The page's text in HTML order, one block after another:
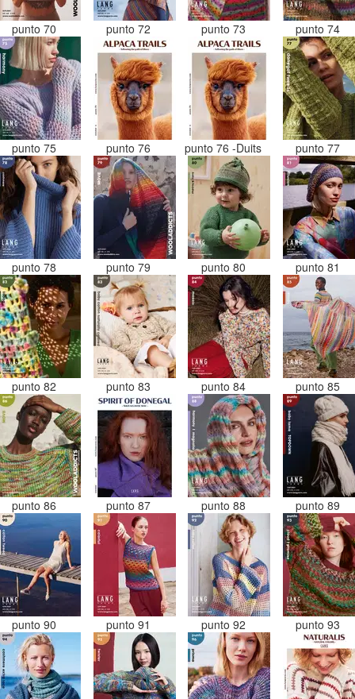
punto 70 punto 72 punto 73 punto 74
punto 75 punto 76 punto 76 -Duits punto 77
punto 78 punto 79 punto 80 punto 81
punto 82 punto 83 punto 84 punto 85
punto 86 punto 87 punto 88 punto 89
punto 90 punto 91 punto 92 punto 93